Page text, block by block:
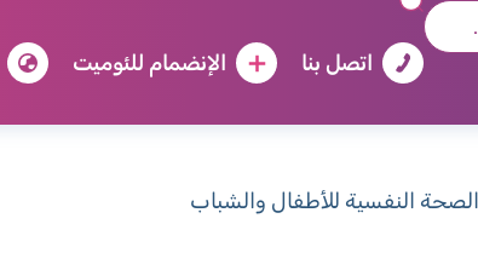
اتصل بنا الإنضمام للئوميت
الصحة النفسية للأطفال والشباب